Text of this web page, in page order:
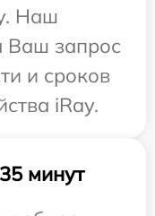
Наш
Ваш запрос
и сроков
iRay.
минут